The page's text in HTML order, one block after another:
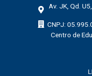
Av. JK, Qd.
CNPJ:
Centro de